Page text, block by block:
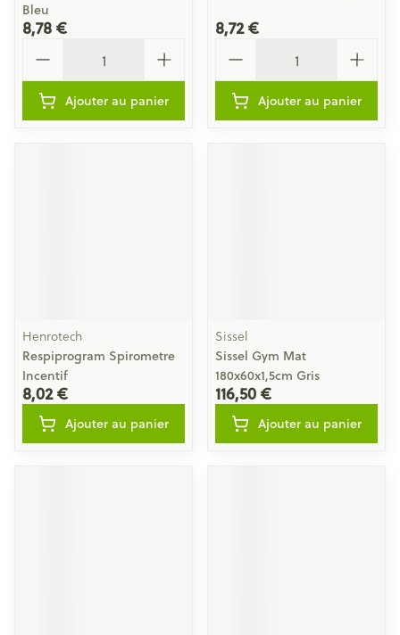
Bleu
8,78 €
Ajouter au panier
8,72 €
Ajouter au panier
Henrotech
Respiprogram Spirometre
Incentif
8,02 €
Ajouter au panier
Sissel
Sissel Gym Mat
180x60x1,5cm Gris
116,50 €
Ajouter au panier